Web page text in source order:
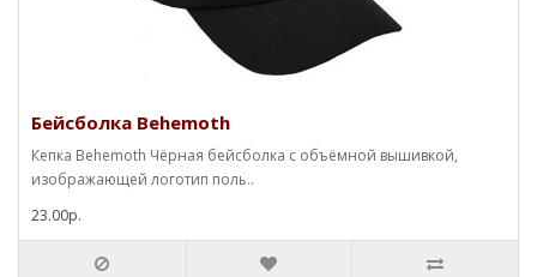
Бейсболка Behemoth
Кепка Behemoth Чёрная бейсболка с объёмной вышивкой,
изображающей логотип поль..
23.00р.